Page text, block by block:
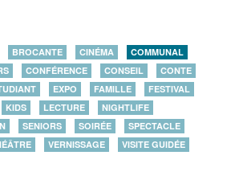
BROCANTE CINÉMA
COMMUNAL
CONFÉRENCE CONSEIL
CONTE
EXPO FAMILLE
FESTIVAL
KIDS LECTURE
NIGHTLIFE
SENIORS SOIRÉE
SPECTACLE
VERNISSAGE VISITE GUIDÉE